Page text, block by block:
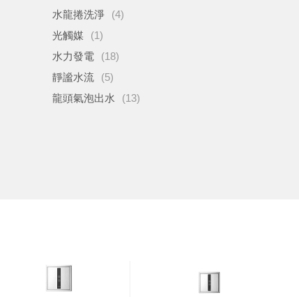
水龍捲洗淨
(4)
光觸媒
(1)
水力發電
(18)
靜謐水流
(5)
龍頭氣泡出水
(13)